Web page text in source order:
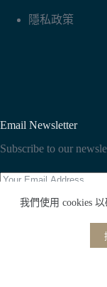
我們使用 cookies
隱私政策
Email Newsletter
Subscribe to our